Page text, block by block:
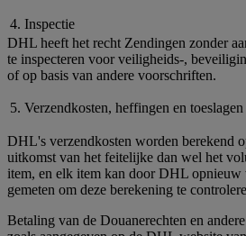
4. Inspectie
DHL heeft het recht Zendingen zonder
te inspecteren voor veiligheids-,
of op basis van andere voorschriften.
5. Verzendkosten, heffingen en toeslagen
DHL's verzendkosten worden berekend
uitkomst van het feitelijke dan wel het
item, en elk item kan door DHL
gemeten om deze berekening te
Betaling van de Douanerechten en